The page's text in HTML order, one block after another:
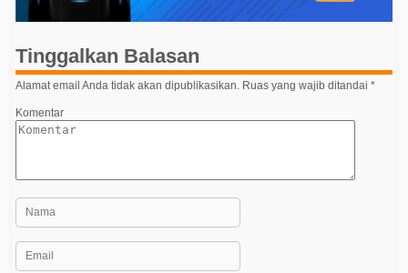
i
p
o
s
Tinggalkan Balasan
Alamat email Anda tidak akan dipublikasikan. Ruas yang wajib ditandai *
Komentar